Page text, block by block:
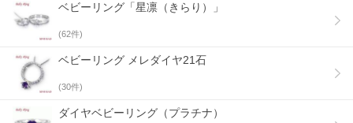
? 大人用とおそろいのベビーリングはこちら
ベビーリング「星凛（きらり）」
(62件)
ベビーリング メレダイヤ21石
(30件)
ダイヤベビーリング（プラチナ）